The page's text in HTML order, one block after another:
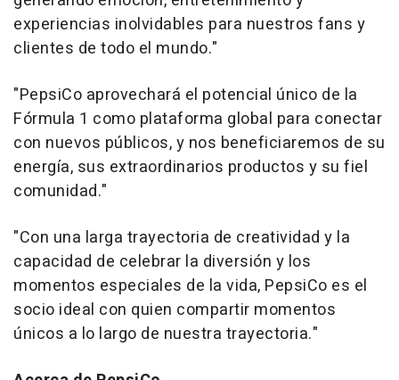
experiencias inolvidables para nuestros fans y
clientes de todo el mundo."
"PepsiCo aprovechará el potencial único de la
Fórmula 1 como plataforma global para conectar
con nuevos públicos, y nos beneficiaremos de su
energía, sus extraordinarios productos y su fiel
comunidad."
"Con una larga trayectoria de creatividad y la
capacidad de celebrar la diversión y los
momentos especiales de la vida, PepsiCo es el
socio ideal con quien compartir momentos
únicos a lo largo de nuestra trayectoria."